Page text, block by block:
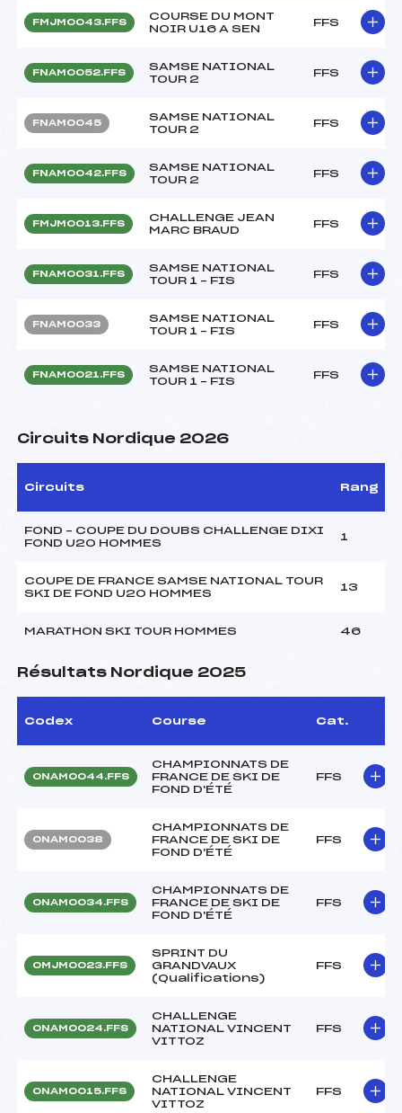
FMJM0043.FFS
COURSE DU MONT
NOIR U16 A SEN
FFS
FNAM0052.FFS
SAMSE NATIONAL
TOUR 2
FFS
FNAM0045
SAMSE NATIONAL
TOUR 2
FFS
FNAM0042.FFS
SAMSE NATIONAL
TOUR 2
FFS
FMJM0013.FFS
CHALLENGE JEAN
MARC BRAUD
FFS
FNAM0031.FFS
SAMSE NATIONAL
TOUR 1 – FIS
FFS
FNAM0033
SAMSE NATIONAL
TOUR 1 – FIS
FFS
FNAM0021.FFS
SAMSE NATIONAL
TOUR 1 – FIS
FFS
Circuits Nordique 2026
Circuits Rang
FOND – COUPE DU DOUBS CHALLENGE DIXI
FOND U20 HOMMES
1
COUPE DE FRANCE SAMSE NATIONAL TOUR
SKI DE FOND U20 HOMMES
13
MARATHON SKI TOUR HOMMES 46
Résultats Nordique 2025
Codex Course Cat.
ONAM0044.FFS
CHAMPIONNATS DE
FRANCE DE SKI DE
FOND D'ÉTÉ
FFS
ONAM0038
CHAMPIONNATS DE
FRANCE DE SKI DE
FOND D'ÉTÉ
FFS
ONAM0034.FFS
CHAMPIONNATS DE
FRANCE DE SKI DE
FOND D'ÉTÉ
FFS
OMJM0023.FFS
SPRINT DU
GRANDVAUX
(Qualifications)
FFS
ONAM0024.FFS
CHALLENGE
NATIONAL VINCENT
VITTOZ
FFS
ONAM0015.FFS
CHALLENGE
NATIONAL VINCENT
VITTOZ
FFS